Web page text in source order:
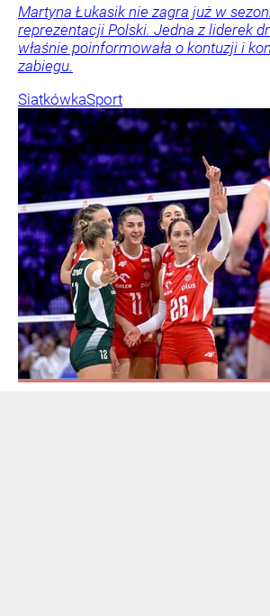
Martyna Łukasik nie zagra już w
reprezentacji Polski. Jedna z liderek
właśnie poinformowała o kontuzji i
zabiegu.
SiatkówkaSport